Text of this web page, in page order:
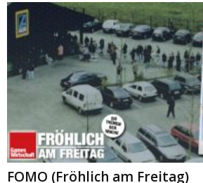
FOMO (Fröhlich am Freitag)